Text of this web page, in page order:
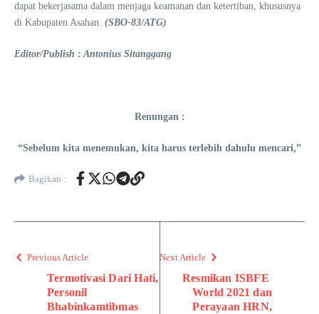
dapat bekerjasama dalam menjaga keamanan dan ketertiban, khususnya
di Kabupaten Asahan. (SBO-83/ATG)
Editor/Publish : Antonius Sitanggang
Renungan :
“Sebelum kita menemukan, kita harus terlebih dahulu mencari,”
Bagikan :
Previous Article
Termotivasi Dari Hati,
Personil
Bhabinkamtibmas
Next Article
Resmikan ISBFE
World 2021 dan
Perayaan HRN,